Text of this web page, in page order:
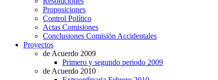
Proposiciones
Control Político
Actas Comisiones
Conclusiones Comisión Accidentales
Proyectos
de Acuerdo 2009
Primero y segundo periodo 2009
de Acuerdo 2010